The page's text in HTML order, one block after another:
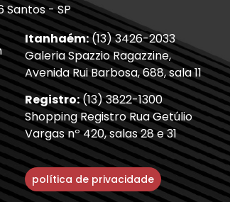
Santos - SP
Itanhaém:(13) 3426-2033
Galeria Spazzio Ragazzine,
Avenida Rui Barbosa, 688, sala 11
Registro:(13) 3822-1300
Shopping Registro Rua Getúlio
Vargas nº 420, salas 28 e 31
política de privacidade